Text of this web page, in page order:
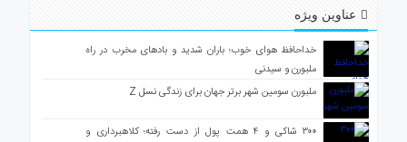
عناوین ویژه
خداحافظ هوای خوب؛ باران شدید و بادهای مخرب در راه
ملبورن و سیدنی
ملبورن سومین شهر برتر جهان برای زندگی نسل Z
۳۰۰ شاکی و ۴ همت پول از دست رفته؛ کلاهبرداری و